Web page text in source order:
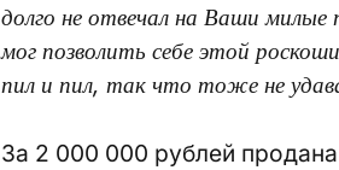
долго не отвечал на Ваши милые
мог позволить себе этой
пил и пил, так что тоже не
За 2 000 000 рублей